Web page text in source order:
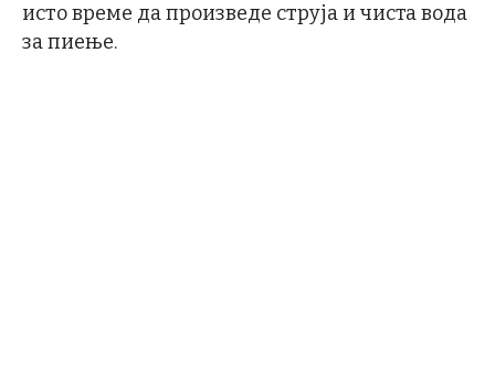
исто време да произведе струја и чиста вода
за пиење.